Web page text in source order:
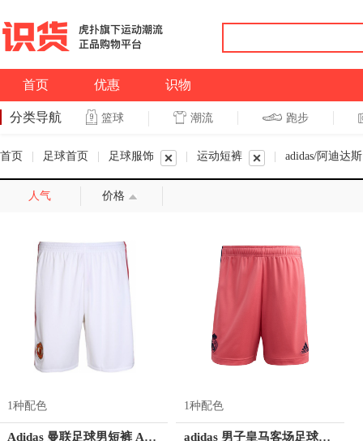
首页 优惠 识物
分类导航 篮球 潮流 跑步
首页 足球首页 足球服饰 运动短裤 adidas/阿迪达斯
人气 价格
1种配色
Adidas 曼联足球男短裤 AI6714
1种配色
adidas 男子皇马客场足球运动短裤 GI6465